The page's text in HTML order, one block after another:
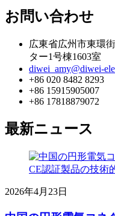
お問い合わせ
広東省広州市東環
ター1号棟1603室
diwei_amy@diwei-
+86 020 8482 8293
+86 15915905007
+86 17818879072
最新ニュース
2026年4月23日